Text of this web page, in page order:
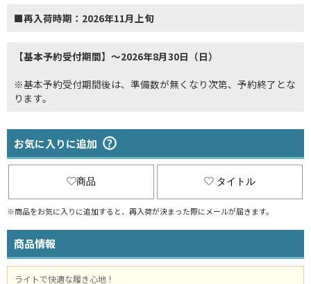
■再入荷時期：2026年11月上旬
【基本予約受付期間】～2026年8月30日（日）
※基本予約受付期間後は、準備数が無くなり次第、予約終了とな
ります。
お気に入りに追加
商品 タイトル
※商品をお気に入りに追加すると、再入荷が決まった際にメールが届きます。
商品情報
ライトで快適な履き心地！